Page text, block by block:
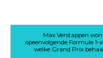
Max Verstappen
opeenvolgende Formule
welke Grand Prix